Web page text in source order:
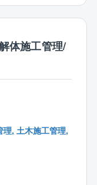
かる受講料や講
得。2～3年後に
なります。
しており、残
発注がない」
ない」「作成書
ルや事務作業
さに繋がって
体施工管理/
理, 土木施工管理,